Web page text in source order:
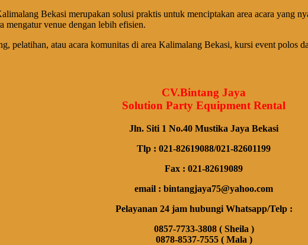
Bekasi merupakan solusi praktis untuk menciptakan area acara yang
mengatur venue dengan lebih efisien.
pelatihan, atau acara komunitas di area Kalimalang Bekasi, kursi event polos
CV.Bintang Jaya
Solution Party Equipment Rental
Jln. Siti 1 No.40 Mustika Jaya Bekasi
Tlp : 021-82619088/021-82601199
Fax : 021-82619089
email : bintangjaya75@yahoo.com
Pelayanan 24 jam hubungi Whatsapp/Telp :
0857-7733-3808 ( Sheila )
0878-8537-7555 ( Mala )